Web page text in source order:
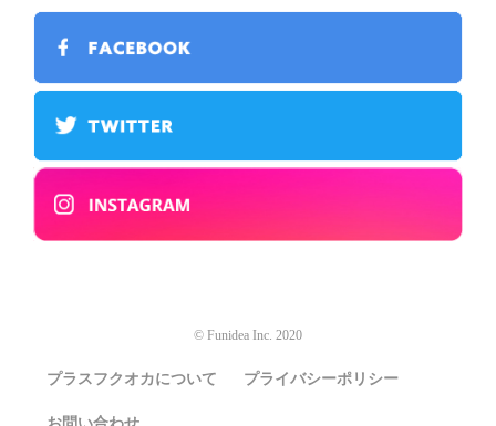
© Funidea Inc. 2020
プラスフクオカについて プライバシーポリシー